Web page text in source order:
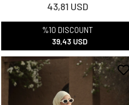
43,81 USD
%10 DISCOUNT
39,43 USD